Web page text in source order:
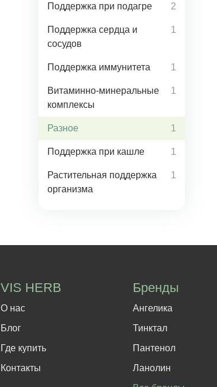
Поддержка при подагре 2
Поддержка сердца и
сосудов
1
Поддержка иммунитета 1
Витаминно-минеральные
комплексы
1
Разное 1
Поддержка при кашле 1
Растительная поддержка
организма
1
VIS HERB
О нас
Блог
Где купить
Контакты
Бренды
Ангелика
Тинктал
Пантенол
Ланолин